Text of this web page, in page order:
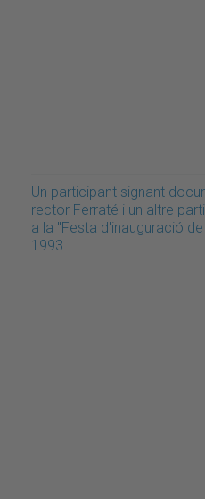
Un participant signant
rector Ferraté i un altre
a la "Festa d'inauguració
1993